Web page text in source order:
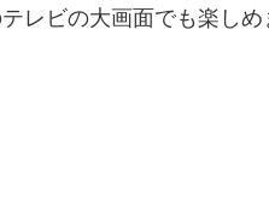
レビの大画面でも楽しめ